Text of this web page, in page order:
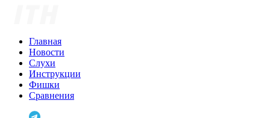
Главная
Новости
Слухи
Инструкции
Фишки
Сравнения